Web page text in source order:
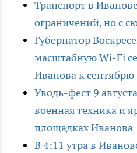
Транспорт в
ограничений, но с
Губернатор
масштабную Wi-Fi
Иванова к сентябрю
Уводь-фест 9
военная техника и
площадках Иванова
В 4:11 утра в